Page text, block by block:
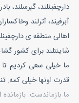
دارچفینلند، گیرسلند،
آبرفیند، آترلند
اهالی منطقه ی
شاینتلند برای کشور
ما خیلی سعی کردیم تا
قدرت اونها خیلی کمه.
ما بازماندست.